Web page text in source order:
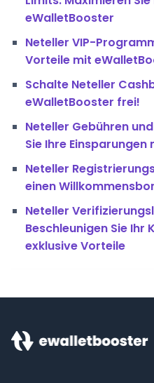
eWalletBooster
Neteller VIP-
Vorteile mit
Schalte Neteller
eWalletBooster frei!
Neteller Gebühren
Sie Ihre
Neteller
einen
Neteller
Beschleunigen Sie Ihr
exklusive Vorteile